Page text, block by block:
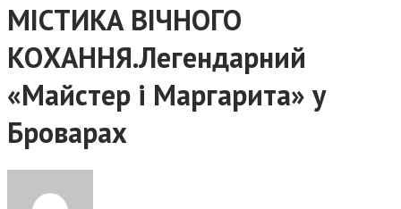
МІСТИКА ВІЧНОГО
КОХАННЯ.Легендарний
«Майстер і Маргарита» у
Броварах